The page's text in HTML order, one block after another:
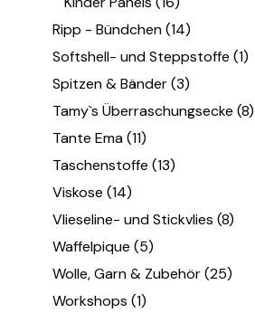
Ripp - Bündchen (14)
Softshell- und Steppstoffe (1)
Spitzen & Bänder (3)
Tamy`s Überraschungsecke (8)
Tante Ema (11)
Taschenstoffe (13)
Viskose (14)
Vlieseline- und Stickvlies (8)
Waffelpique (5)
Wolle, Garn & Zubehör (25)
Workshops (1)